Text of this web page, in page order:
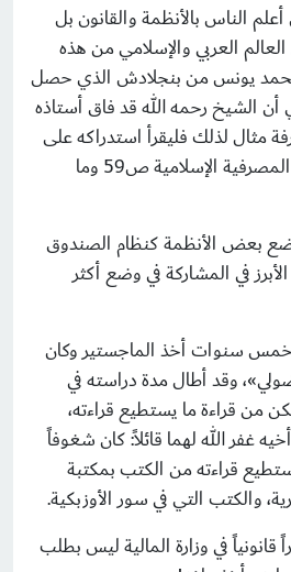
الناس بالأنظمة والقانون بل
العربي والإسلامي من هذه
يونس من بنجلادش الذي حصل
أن الشيخ رحمه الله قد فاق أستاذه
مثال لذلك فليقرأ استدراكه على
أستاذه في خاطرات حول المصرفية الإسلامية ص59 وما
بعض الأنظمة كنظام الصندوق
في المشاركة في وضع أكثر
سنوات أخذ الماجستير وكان
وقد أطال مدة دراسته في
من قراءة ما يستطيع قراءته،
غفر الله لهما قائلاً: كان شغوفاً
قراءته من الكتب بمكتبة
والكتب التي في سور الأوزبكية.
في وزارة المالية ليس بطلب